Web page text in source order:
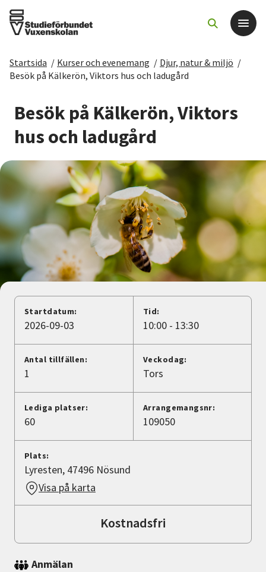
Det här gör vi
För dig som
Sök kurser och evenemang
Om SV
Starta studiecirkel
Cirkelledare
Nyheter
Avdelningar
Lyssna
Startsida / Kurser och evenemang / Djur, natur & miljö /
Besök på Kälkerön, Viktors hus och ladugård
Besök på Kälkerön, Viktors
hus och ladugård
Startdatum:
2026-09-03
Tid:
10:00 - 13:30
Antal tillfällen:
1
Veckodag:
Tors
Lediga platser:
60
Arrangemangsnr:
109050
Plats:
Lyresten, 47496 Nösund
Visa på karta
Kostnadsfri
Anmälan